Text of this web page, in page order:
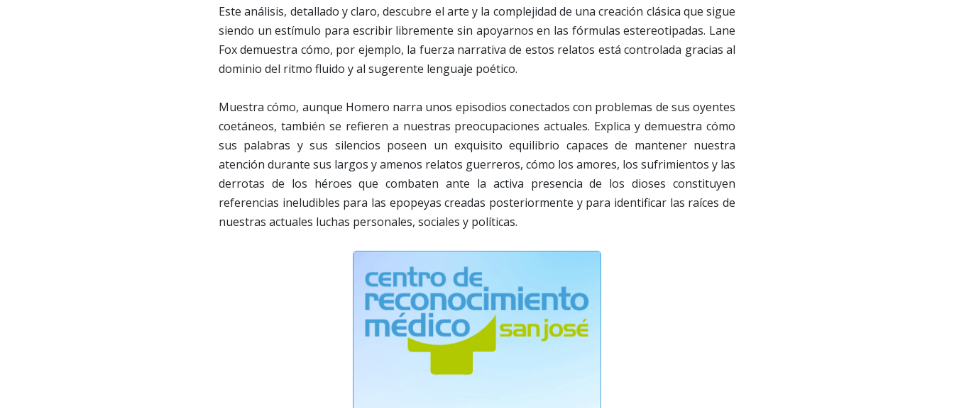
Este análisis, detallado y claro, descubre el arte y la complejidad de una creación clásica que sigue
siendo un estímulo para escribir libremente sin apoyarnos en las fórmulas estereotipadas. Lane
Fox demuestra cómo, por ejemplo, la fuerza narrativa de estos relatos está controlada gracias al
dominio del ritmo fluido y al sugerente lenguaje poético.
Muestra cómo, aunque Homero narra unos episodios conectados con problemas de sus oyentes
coetáneos, también se refieren a nuestras preocupaciones actuales. Explica y demuestra cómo
sus palabras y sus silencios poseen un exquisito equilibrio capaces de mantener nuestra
atención durante sus largos y amenos relatos guerreros, cómo los amores, los sufrimientos y las
derrotas de los héroes que combaten ante la activa presencia de los dioses constituyen
referencias ineludibles para las epopeyas creadas posteriormente y para identificar las raíces de
nuestras actuales luchas personales, sociales y políticas.